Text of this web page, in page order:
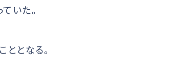
いた。
となる。